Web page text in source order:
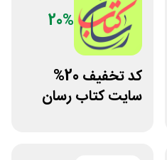
20%
کد تخفیف 20%
سایت کتاب رسان